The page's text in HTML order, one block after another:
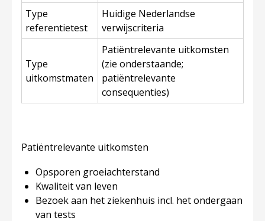
Type
referentietest
Huidige Nederlandse
verwijscriteria
Type
uitkomstmaten
Patiëntrelevante uitkomsten
(zie onderstaande;
patiëntrelevante
consequenties)
Patiëntrelevante uitkomsten
Opsporen groeiachterstand
Kwaliteit van leven
Bezoek aan het ziekenhuis incl. het ondergaan
van tests